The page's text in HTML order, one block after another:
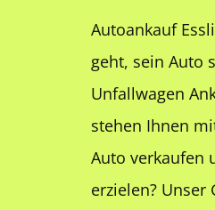
Autoankauf
geht, sein Auto
Unfallwagen
stehen Ihnen
Auto verkaufen
erzielen?